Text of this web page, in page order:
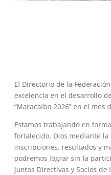
El Directorio de la
excelencia en el desarrollo
“Maracaibo 2026”en el mes
Estamos trabajando en
fortalecido, Dios mediante la
inscripciones, resultados y
podremos lograr sin la
Juntas Directivas y Socios